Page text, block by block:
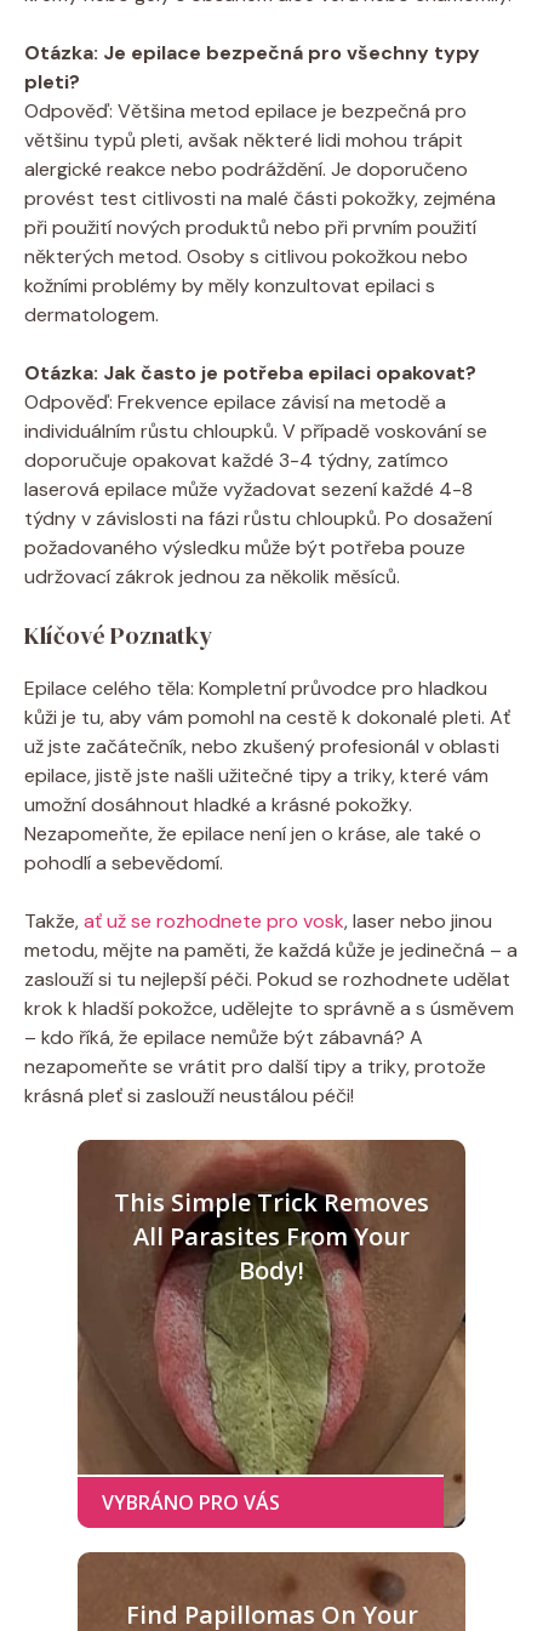
Otázka: Je epilace bezpečná pro všechny typy
pleti?
Odpověď: Většina metod epilace je bezpečná pro
většinu typů pleti, avšak některé lidi mohou trápit
alergické reakce nebo podráždění. Je doporučeno
provést test citlivosti na malé části pokožky, zejména
při použití nových produktů nebo při prvním použití
některých metod. Osoby s citlivou pokožkou nebo
kožními problémy by měly konzultovat epilaci s
dermatologem.
Otázka: Jak často je potřeba epilaci opakovat?
Odpověď: Frekvence epilace závisí na metodě a
individuálním růstu chloupků. V případě voskování se
doporučuje opakovat každé 3-4 týdny, zatímco
laserová epilace může vyžadovat sezení každé 4-8
týdny v závislosti na fázi růstu chloupků. Po dosažení
požadovaného výsledku může být potřeba pouze
udržovací zákrok jednou za několik měsíců.
Klíčové Poznatky
Epilace celého těla: Kompletní průvodce pro hladkou
kůži je tu, aby vám pomohl na cestě k dokonalé pleti. Ať
už jste začátečník, nebo zkušený profesionál v oblasti
epilace, jistě jste našli užitečné tipy a triky, které vám
umožní dosáhnout hladké a krásné pokožky.
Nezapomeňte, že epilace není jen o kráse, ale také o
pohodlí a sebevědomí.
Takže,ať už se rozhodnete pro vosk, laser nebo jinou
metodu, mějte na paměti, že každá kůže je jedinečná – a
zaslouží si tu nejlepší péči. Pokud se rozhodnete udělat
krok k hladší pokožce, udělejte to správně a s úsměvem
– kdo říká, že epilace nemůže být zábavná? A
nezapomeňte se vrátit pro další tipy a triky, protože
krásná pleť si zaslouží neustálou péči!
This Simple Trick Removes
All Parasites From Your
Body!
Find Papillomas On Your